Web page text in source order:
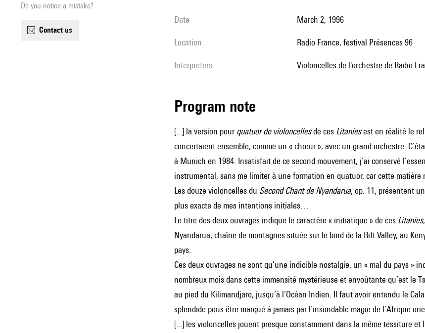
Do you notice a mistake?
contact us
date March 2, 1996
location Radio France, festival Présences 96
interpreters violoncelles de l'orchestre de Radio
Program note
[...] la version pour quatuor de violoncellesde ces Litaniesest en réalité le
concertaient ensemble, comme un « chœur », avec un grand orchestre.
à Munich en 1984. Insatisfait de ce second mouvement, j’ai conservé
instrumental, sans me limiter à une formation en quatuor, car cette matière
Les douze violoncelles du Second Chant de Nyandarua, op. 11, présentent
plus exacte de mes intentions initiales…
Le titre des deux ouvrages indique le caractère « initiatique » de ces Litanies
Nyandarua, chaîne de montagnes située sur le bord de la Rift Valley, au
pays.
Ces deux ouvrages ne sont qu’une indicible nostalgie, un « mal du pays »
nombreux mois dans cette immensité mystérieuse et envoûtante qu’est le
au pied du Kilimandjaro, jusqu’à l’Océan Indien. Il faut avoir entendu le
splendide pous être marqué à jamais par l’insondable magie de l’Afrique
[...] les violoncelles jouent presque constamment dans la même tessiture